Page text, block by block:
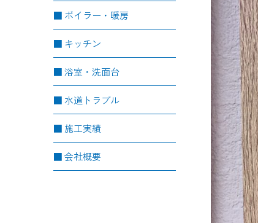
ボイラー・暖房
キッチン
浴室・洗面台
水道トラブル
施工実績
会社概要